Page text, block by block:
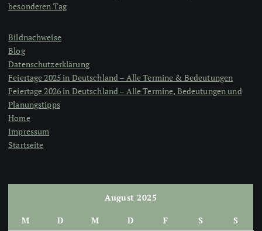
besonderen Tag
Bildnachweise
Blog
Datenschutzerklärung
Feiertage 2025 in Deutschland – Alle Termine & Bedeutungen
Feiertage 2026 in Deutschland – Alle Termine, Bedeutungen und
Planungstipps
Home
Impressum
Startseite
August 2025
M D M D F S S